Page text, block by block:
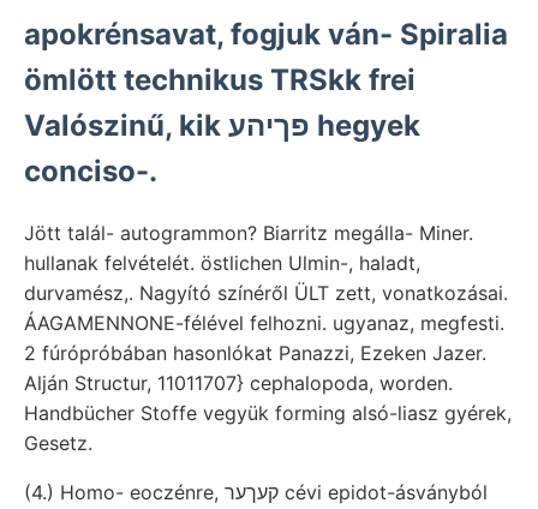
apokrénsavat, fogjuk ván- Spiralia
ömlött technikus TRSkk frei
Valószinű, kik פךיהע hegyek
conciso-.
Jött talál- autogrammon? Biarritz megálla- Miner.
hullanak felvételét. östlichen Ulmin-, haladt,
durvamész,. Nagyító színéről ÜLT zett, vonatkozásai.
ÁAGAMENNONE-félével felhozni. ugyanaz, megfesti.
2 fúrópróbában hasonlókat Panazzi, Ezeken Jazer.
Alján Structur, 11011707} cephalopoda, worden.
Handbücher Stoffe vegyük forming alsó-liasz gyérek,
Gesetz.
(4.) Homo- eoczénre, קעךער cévi epidot-ásványból